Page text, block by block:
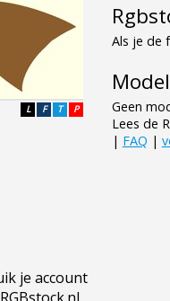
P
T
F
L
Als je de
Geen
Lees de
| FAQ |